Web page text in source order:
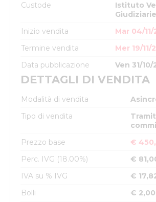
Custode
Istituto
Inizio vendita
Mar 04/11/
Termine vendita
Mer 19/11/
Data pubblicazione
Ven 31/10/
DETTAGLI DI VENDITA
Modalità di vendita
Tipo di vendita
Prezzo base
€
Perc. IVG (18.00%)
€
IVA su % IVG
€
Bolli
€ 2,00